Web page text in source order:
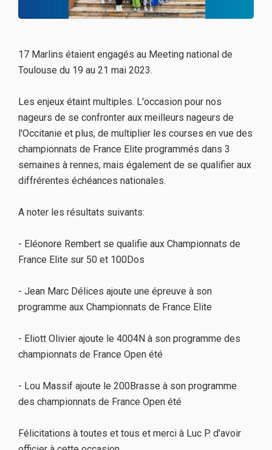
17 Marlins étaient engagés au Meeting national de
Toulouse du 19 au 21 mai 2023.
Les enjeux étaint multiples. L'occasion pour nos
nageurs de se confronter aux meilleurs nageurs de
l'Occitanie et plus, de multiplier les courses en vue des
championnats de France Elite programmés dans 3
semaines à rennes, mais également de se qualifier aux
diffrérentes échéances nationales.
A noter les résultats suivants:
- Eléonore Rembert se qualifie aux Championnats de
France Elite sur 50 et 100Dos
- Jean Marc Délices ajoute une épreuve à son
programme aux Championnats de France Elite
- Eliott Olivier ajoute le 4004N à son programme des
championnats de France Open été
- Lou Massif ajoute le 200Brasse à son programme
des championnats de France Open été
Félicitations à toutes et tous et merci à Luc P. d'avoir